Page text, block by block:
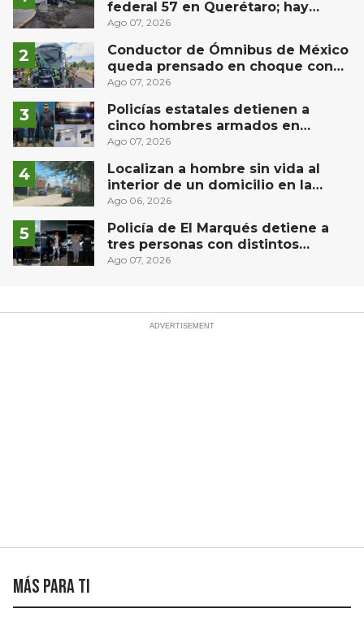
federal 57 en Querétaro; hay
derrame de combustible
controlado, sin lesionados
Ago 07, 2026
Conductor de Ómnibus de México
queda prensado en choque con
materialista en San Juan del Río
Ago 07, 2026
Policías estatales detienen a
cinco hombres armados en
Puebla capital
Ago 07, 2026
Localizan a hombre sin vida al
interior de un domicilio en la
comunidad El Rodeo, San Juan del
Ago 06, 2026
Policía de El Marqués detiene a
tres personas con distintos
narcóticos
Ago 07, 2026
Más para ti